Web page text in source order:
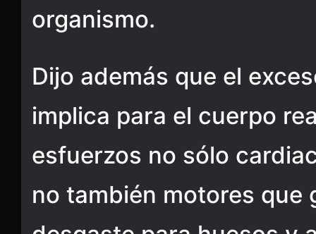
organismo.
Dijo además que el
implica para el cuerpo
esfuerzos no sólo
no también motores que